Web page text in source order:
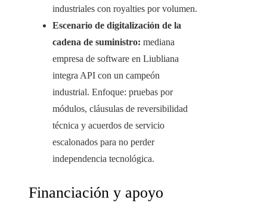
industriales con royalties por volumen.
Escenario de digitalización de la
cadena de suministro: mediana
empresa de software en Liubliana
integra API con un campeón
industrial. Enfoque: pruebas por
módulos, cláusulas de reversibilidad
técnica y acuerdos de servicio
escalonados para no perder
independencia tecnológica.
Financiación y apoyo